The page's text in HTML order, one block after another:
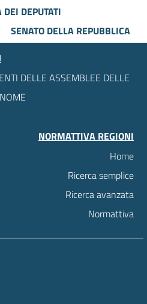
DEPUTATI
SENATO DELLA REPUBBLICA
DELLE ASSEMBLEE DELLE
NORMATTIVA REGIONI
Home
Ricerca semplice
Ricerca avanzata
Normattiva